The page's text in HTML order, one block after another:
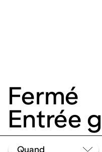
Fermé
Entrée